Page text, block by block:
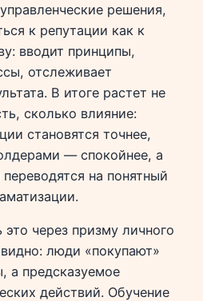
решения,
к репутации как к
вводит принципы,
отслеживает
В итоге растет не
сколько влияние:
становятся точнее,
— спокойнее, а
на понятный
через призму личного
люди «покупают»
а предсказуемое
действий. Обучение